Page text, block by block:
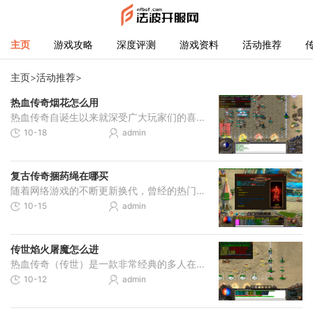
主页 游戏攻略 深度评测 游戏资料 活动推荐
主页>活动推荐>
热血传奇烟花怎么用
热血传奇自诞生以来就深受广大玩家们的喜爱，在游戏玩法、剧情设定等方面吸引了无数玩家。热血传奇的新上线的烟花系统也吸引了许多玩家的关注。热血传奇烟花是什么？怎么使用
10-18 admin
复古传奇捆药绳在哪买
随着网络游戏的不断更新换代，曾经的热门游戏正在逐渐被遗忘。有些游戏却因为其经典的特色而被称为“传奇”，其中最受欢迎的莫过于《热血传奇》。在这款游戏中，有一个叫做“
10-15 admin
传世焰火屠魔怎么进
热血传奇（传世）是一款非常经典的多人在线角色扮演游戏，其深受玩家的喜爱。焰火屠魔是一项非常经典的活动之一，它需要玩家组队前往森林、沙漠、湖泊等地方击败魔王以获得丰
10-12 admin